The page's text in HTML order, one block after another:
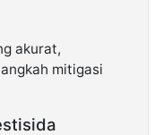
akurat,
mitigasi